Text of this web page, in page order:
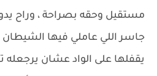
مستقيل وحقه بصراحة ، وراح
جاسر اللي عاملي فيها الشيطان
يقفلها على الواد عشان